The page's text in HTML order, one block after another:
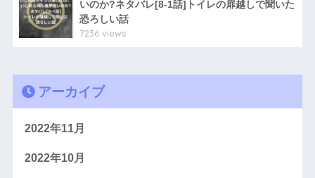
いのか?ネタバレ[8-1話]トイレの扉越しで聞いた
恐ろしい話
7236 views
アーカイブ
2022年11月
2022年10月